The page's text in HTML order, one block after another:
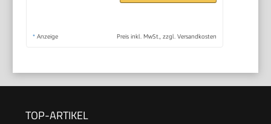
* Anzeige Preis inkl. MwSt., zzgl. Versandkosten
TOP-ARTIKEL